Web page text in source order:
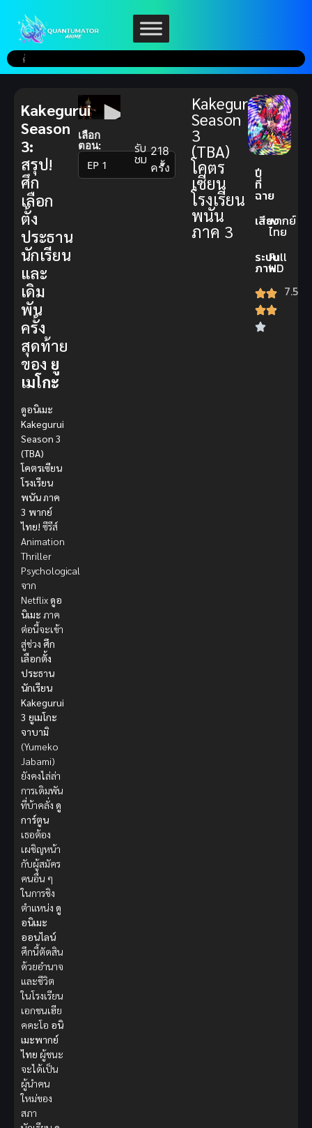
เลือก
ตอน:
▼
รับ
ชม 218
ครั้ง
Kakegurui
Season
3
(TBA)
โคตร
เซียน
โรงเรียน
พนัน
ภาค 3
ปี
ที่
ฉาย
เสียงพากย์
ไทย
ระบบ
ภาพ
Full
HD
7.5
Kakegurui
Season
3:
สรุป!
ศึก
เลือก
ตั้ง
ประธาน
นักเรียน
และ
เดิม
พัน
ครั้ง
สุดท้าย
ของ ยู
เมโกะ
ดูอนิเมะ
Kakegurui
Season 3
(TBA)
โคตรเซียน
โรงเรียน
พนัน ภาค
3 พากย์
ไทย! ซีรีส์
Animation
Thriller
Psychological
จาก
Netflixดูอ
นิเมะ ภาค
ต่อนี้จะเข้า
สู่ช่วง ศึก
เลือกตั้ง
ประธาน
นักเรียน
Kakegurui
3 ยูเมโกะ
จาบามิ
(Yumeko
Jabami)
ยังคงไล่ล่า
การเดิมพัน
ที่บ้าคลั่ง ดู
การ์ตูน
เธอต้อง
เผชิญหน้า
กับผู้สมัคร
คนอื่น ๆ
ในการชิง
ตำแหน่ง ดู
อนิเมะ
ออนไลน์
ศึกนี้ตัดสิน
ด้วยอำนาจ
และชีวิต
ในโรงเรียน
เอกชนเฮีย
คคะโอ อนิ
เมะพากย์
ไทย ผู้ชนะ
จะได้เป็น
ผู้นำคน
ใหม่ของ
สภา